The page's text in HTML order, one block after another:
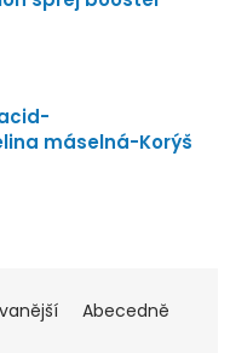
máselná-Korýš
Abecedně